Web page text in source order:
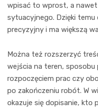
wpisać to wprost, a nawet
sytuacyjnego. Dzięki
precyzyjny i ma większą
Można też rozszerzyć
wejścia na teren, sposobu
rozpoczęciem prac czy
po zakończeniu robót. W
okazuje się dopisanie, kto